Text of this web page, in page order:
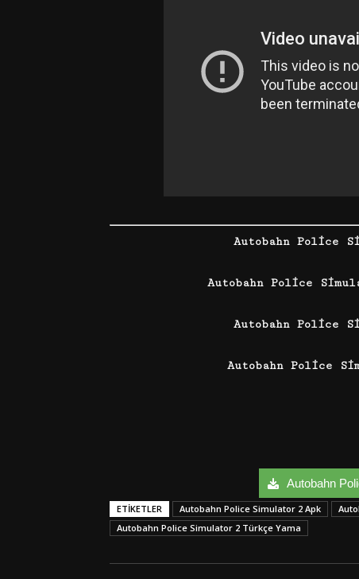
Autobahn Police
Autobahn Police
Autobahn Police
Autobahn Police
Autobahn
ETIKETLER Autobahn Police Simulator 2 Apk
Autobahn Police Simulator 2 Türkçe Yama